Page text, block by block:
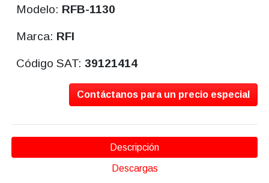
Modelo: RFB-1130
Marca: RFI
Código SAT:39121414
Contáctanos para un precio especial
Descripción
Descargas